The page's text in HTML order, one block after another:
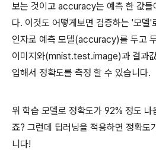
보는 것이고 accuracy는 예측 한 값들
다. 이것도 어떻게보면 검증하는 '모델'
인자로 예측 모델(accuracy)를 두고
이미지와(mnist.test.image)과 결과
입해서 정확도를 측정 할 수 있습니다.
위 학습 모델로 정확도가 92% 정도 나
죠? 그런데 딥러닝을 적용하면 정확도
니다!